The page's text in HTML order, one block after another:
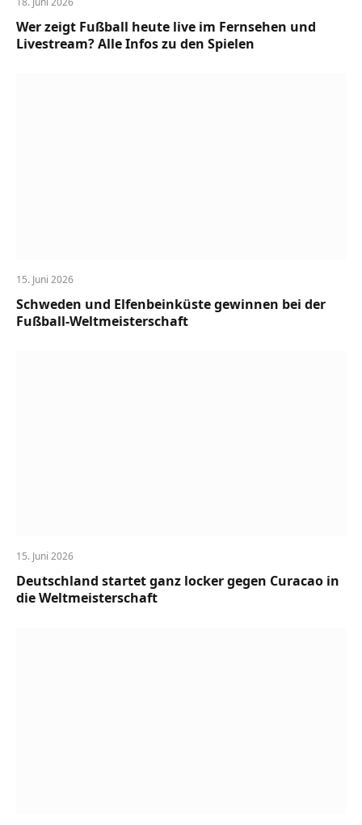
Wer zeigt Fußball heute live im Fernsehen und
Livestream? Alle Infos zu den Spielen
15. Juni 2026
Schweden und Elfenbeinküste gewinnen bei der
Fußball-Weltmeisterschaft
15. Juni 2026
Deutschland startet ganz locker gegen Curacao in
die Weltmeisterschaft